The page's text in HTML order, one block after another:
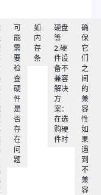
可
能
需
要
检
查
硬
件
是
否
存
在
问
题
如
内
存
条
硬盘
等
2.硬
件设
备不
兼容
解决
方
案：
在选
购硬
件时
确
保
它
们
之
间
的
兼
容
性
如
果
遇
到
不
兼
容